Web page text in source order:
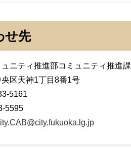
せ先
ニティ推進部コミュニティ推進課
区天神1丁目8番1号
5161
5595